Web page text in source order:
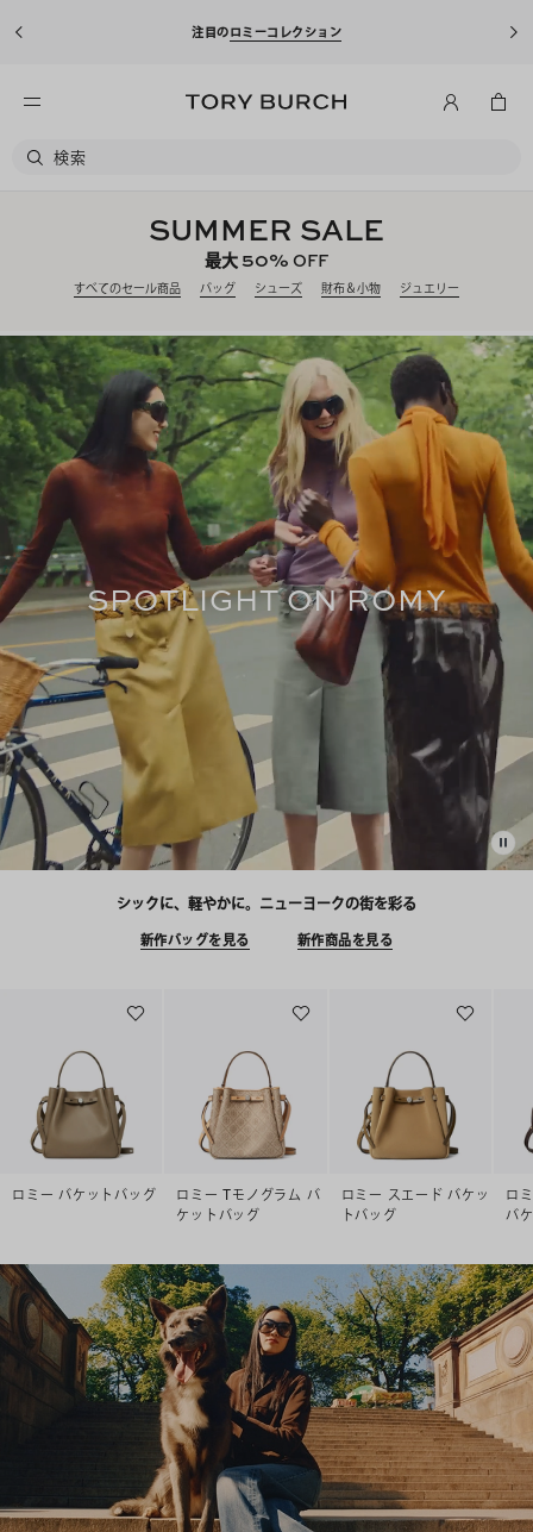
注目のロミーコレクション
SUMMER SALE
最大50% OFF
すべてのセール商品 バッグ シューズ 財布＆小物 ジュエリー
SPOTLIGHT ON ROMY
シックに、軽やかに。ニューヨークの街を彩る
新作バッグを見る 新作商品を見る
ロミー バケットバッグ
ロミー Tモノグラム バ
ケットバッグ
ロミー スエード バケッ
トバッグ
ロ
バ